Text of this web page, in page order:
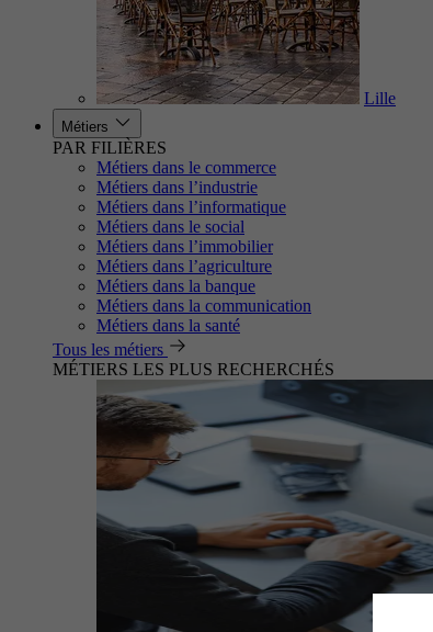
Lille
Métiers
PAR FILIÈRES
Métiers dans le commerce
Métiers dans l’industrie
Métiers dans l’informatique
Métiers dans le social
Métiers dans l’immobilier
Métiers dans l’agriculture
Métiers dans la banque
Métiers dans la communication
Métiers dans la santé
Tous les métiers
MÉTIERS LES PLUS RECHERCHÉS